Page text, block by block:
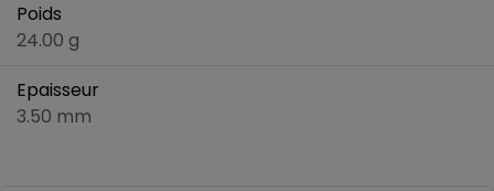
Poids
24.00 g
Epaisseur
3.50 mm